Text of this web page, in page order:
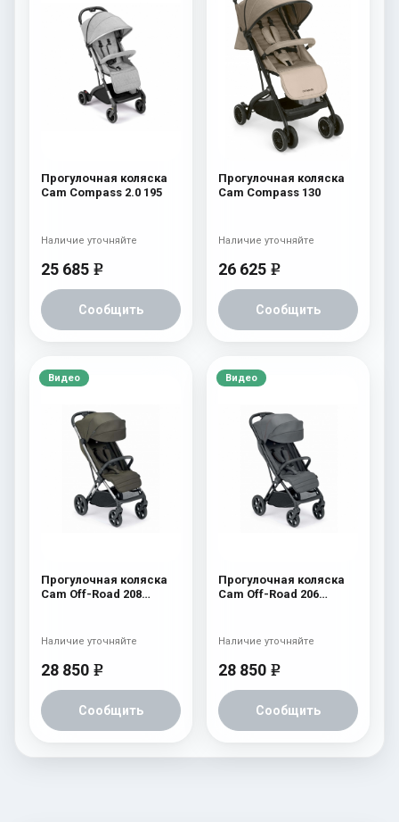
Прогулочная коляска
Cam Compass 2.0 195
25 685 e
Сообщить
Наличие уточняйте
Прогулочная коляска
Cam Compass 130
26 625 e
Сообщить
Наличие уточняйте
Видео
Прогулочная коляска
Cam Off-Road 208
28 850 e
Сообщить
Наличие уточняйте
Видео
Прогулочная коляска
Cam Off-Road 206
28 850 e
Сообщить
Наличие уточняйте